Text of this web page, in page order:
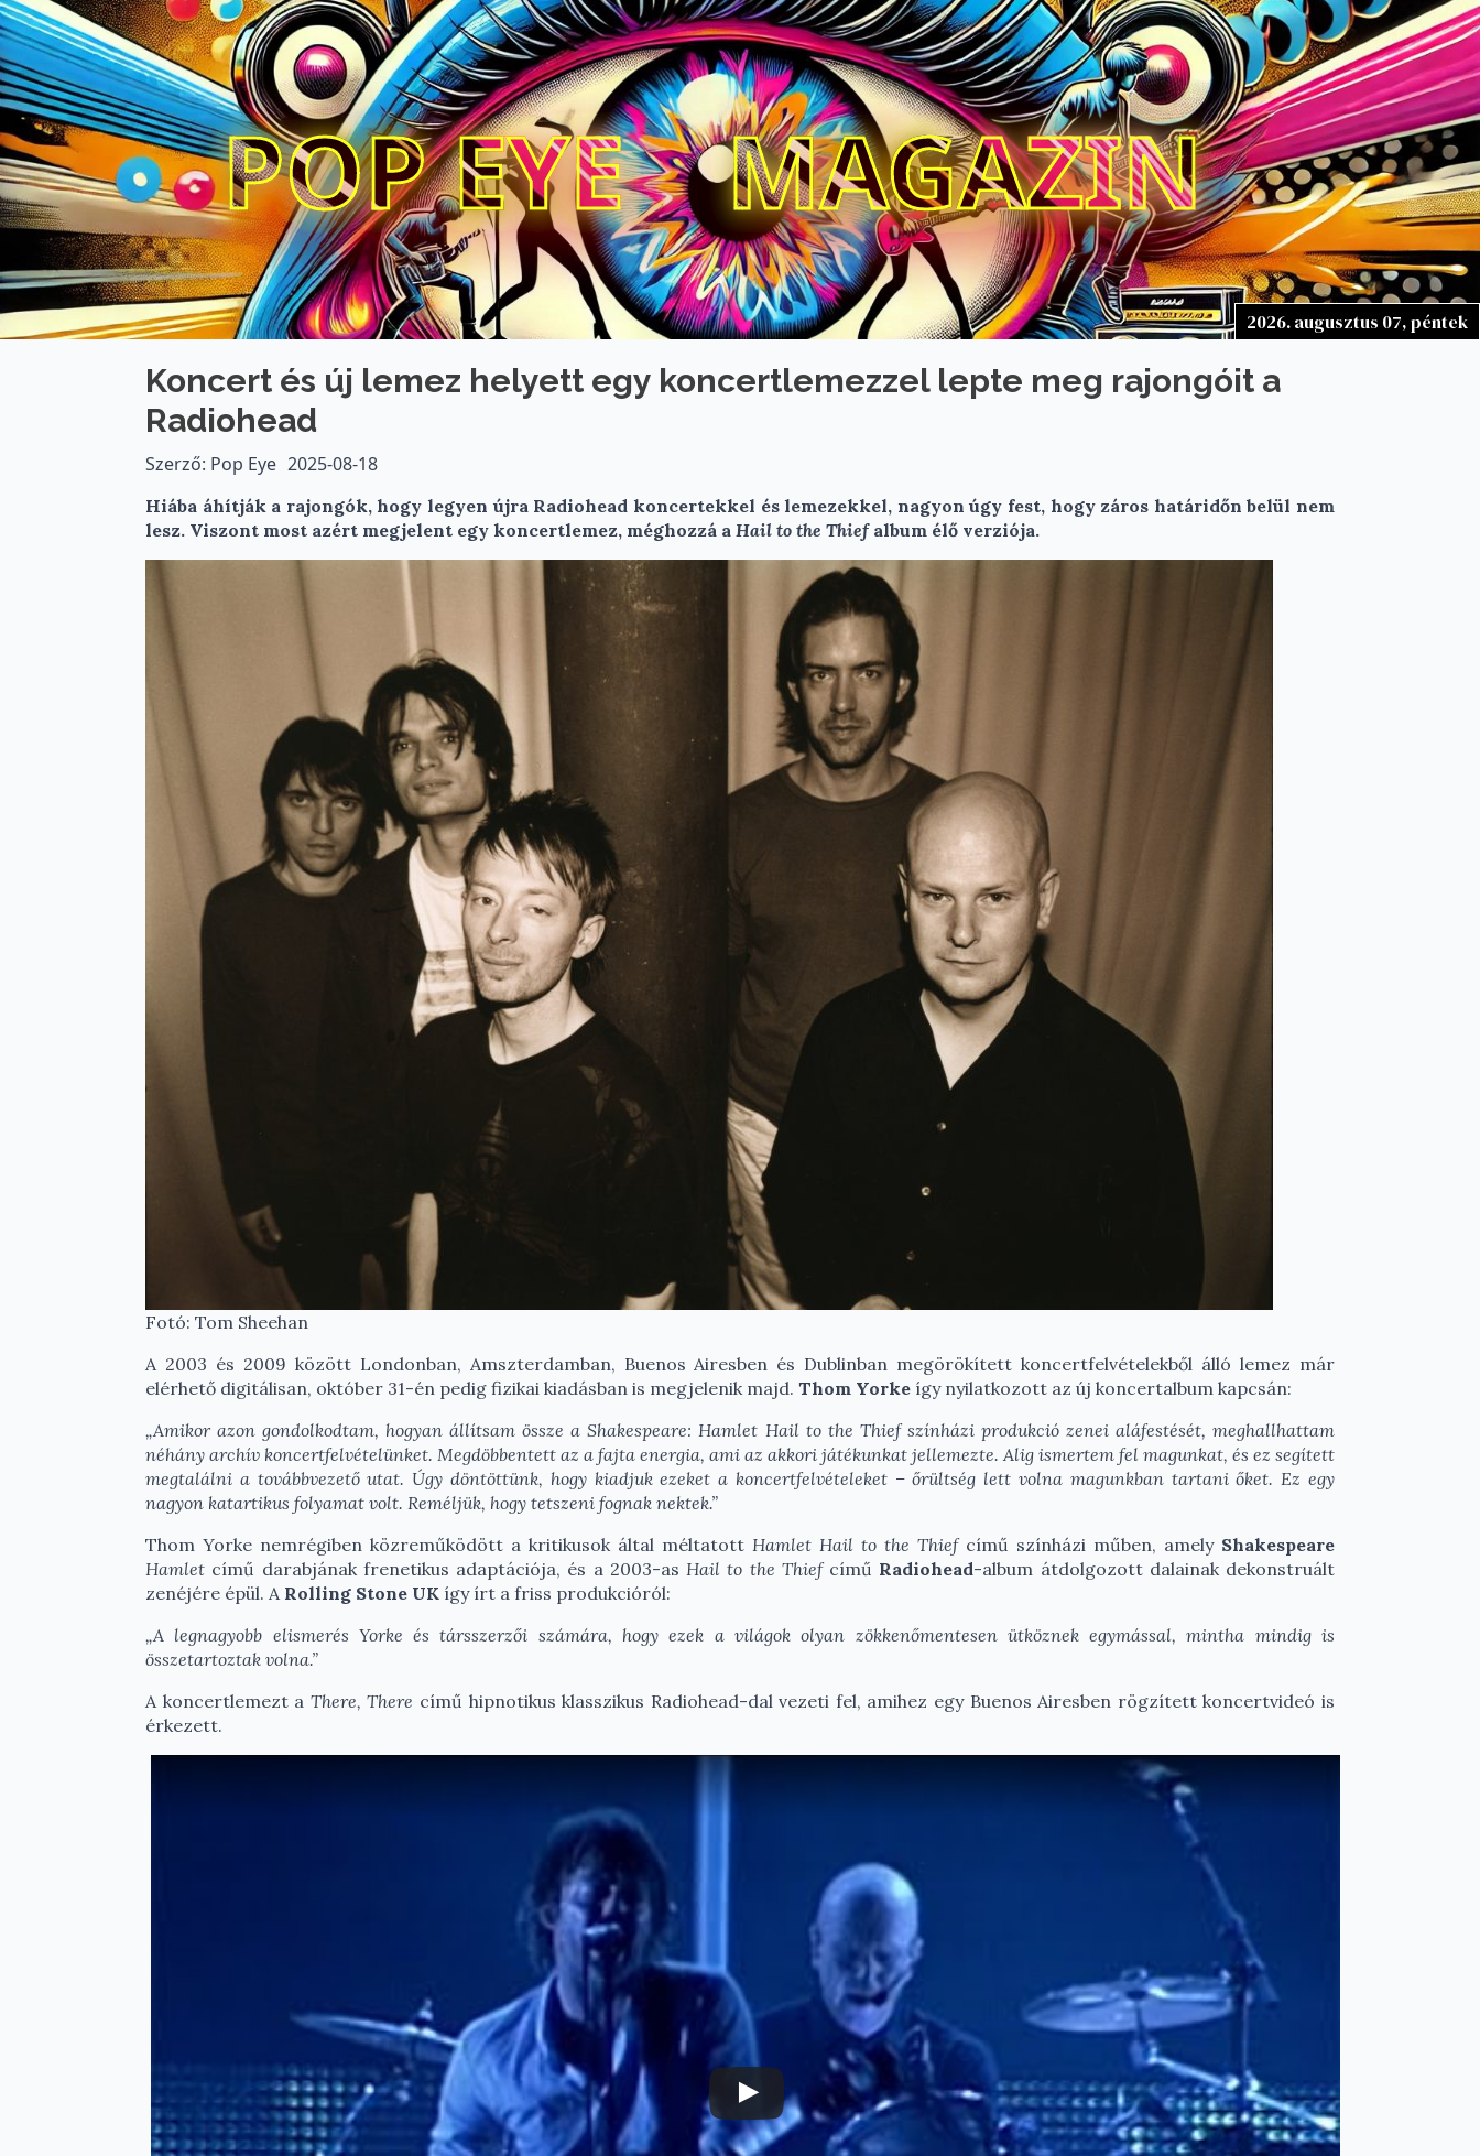
POP EYE MAGAZIN
2026. augusztus 07, péntek
Koncert és új lemez helyett egy koncertlemezzel lepte meg rajongóit a
Radiohead
Szerző: Pop Eye 2025-08-18
Hiába áhítják a rajongók, hogy legyen újra Radiohead koncertekkel és lemezekkel, nagyon úgy fest, hogy záros határidőn belül nem
lesz. Viszont most azért megjelent egy koncertlemez, méghozzá a Hail to the Thiefalbum élő verziója.
Fotó: Tom Sheehan
A 2003 és 2009 között Londonban, Amszterdamban, Buenos Airesben és Dublinban megörökített koncertfelvételekből álló lemez már
elérhető digitálisan, október 31-én pedig fizikai kiadásban is megjelenik majd. Thom Yorke így nyilatkozott az új koncertalbum kapcsán:
„Amikor azon gondolkodtam, hogyan állítsam össze a Shakespeare: Hamlet Hail to the Thief színházi produkció zenei aláfestését, meghallhattam
néhány archív koncertfelvételünket. Megdöbbentett az a fajta energia, ami az akkori játékunkat jellemezte. Alig ismertem fel magunkat, és ez segített
megtalálni a továbbvezető utat. Úgy döntöttünk, hogy kiadjuk ezeket a koncertfelvételeket – őrültség lett volna magunkban tartani őket. Ez egy
nagyon katartikus folyamat volt. Reméljük, hogy tetszeni fognak nektek.”
Thom Yorke nemrégiben közreműködött a kritikusok által méltatott Hamlet Hail to the Thiefcímű színházi műben, amely Shakespeare
Hamlet című darabjának frenetikus adaptációja, és a 2003-as Hail to the Thiefcímű Radiohead-album átdolgozott dalainak dekonstruált
zenéjére épül. A Rolling Stone UK így írt a friss produkcióról:
„A legnagyobb elismerés Yorke és társszerzői számára, hogy ezek a világok olyan zökkenőmentesen ütköznek egymással, mintha mindig is
összetartoztak volna.”
A koncertlemezt a There, There című hipnotikus klasszikus Radiohead-dal vezeti fel, amihez egy Buenos Airesben rögzített koncertvideó is
érkezett.